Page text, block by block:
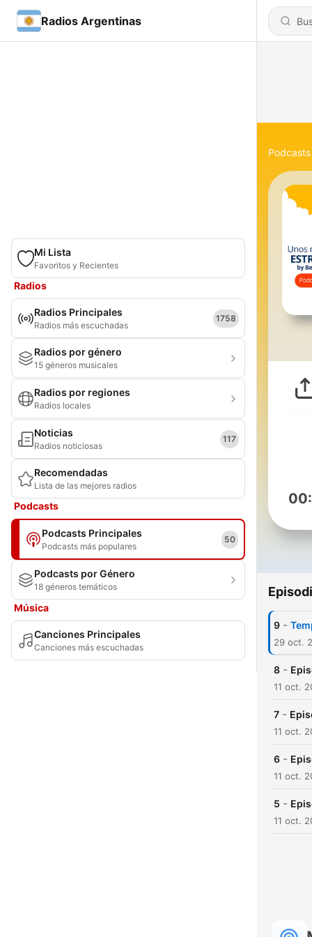
Radios Argentinas
Mi Lista
Favoritos y Recientes
Radios
Radios Principales
Radios más escuchadas
1758
Radios por género
15 géneros musicales
Radios por regiones
Radios locales
Noticias
Radios noticiosas
117
Recomendadas
Lista de las mejores radios
Podcasts
Podcasts Principales
Podcasts más populares
50
Podcasts por Género
18 géneros temáticos
Música
Canciones Principales
Canciones más escuchadas
Podcasts
9 -
29 oct.
8 -
11 oct.
7 -
11 oct.
6 -
11 oct.
5 -
11 oct.